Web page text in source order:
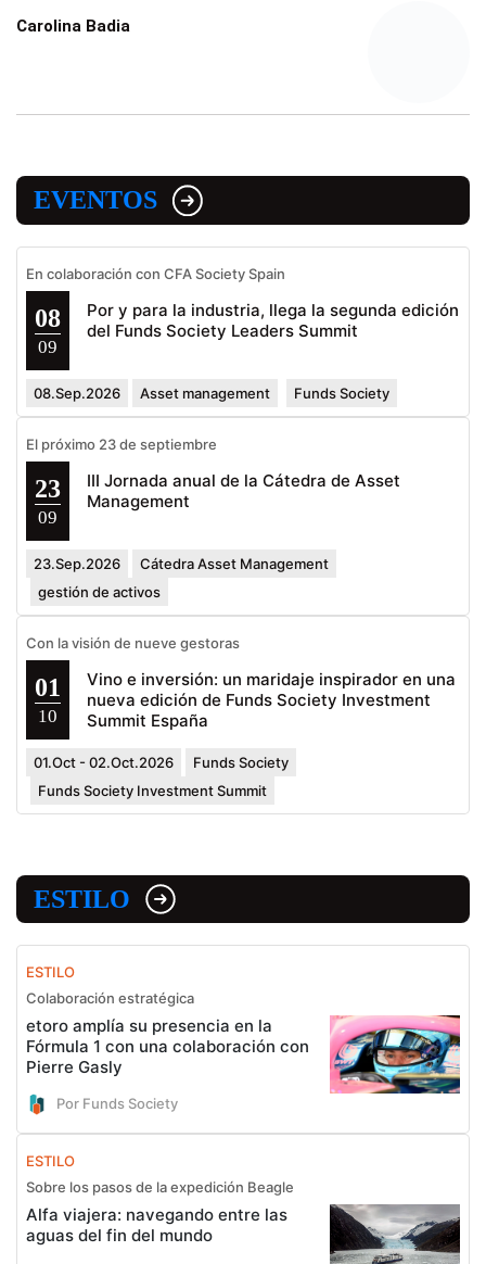
Carolina Badia
EVENTOS
En colaboración con CFA Society Spain
08
09
Por y para la industria, llega la segunda edición
del Funds Society Leaders Summit
08.Sep.2026 Asset management Funds Society
El próximo 23 de septiembre
23
09
III Jornada anual de la Cátedra de Asset
Management
23.Sep.2026
Cátedra Asset Management
gestión de activos
Con la visión de nueve gestoras
01
10
Vino e inversión: un maridaje inspirador en una
nueva edición de Funds Society Investment
Summit España
01.Oct - 02.Oct.2026
Funds Society
Funds Society Investment Summit
ESTILO
ESTILO
Colaboración estratégica
etoro amplía su presencia en la
Fórmula 1 con una colaboración con
Pierre Gasly
Por Funds Society
ESTILO
Sobre los pasos de la expedición Beagle
Alfa viajera: navegando entre las
aguas del fin del mundo